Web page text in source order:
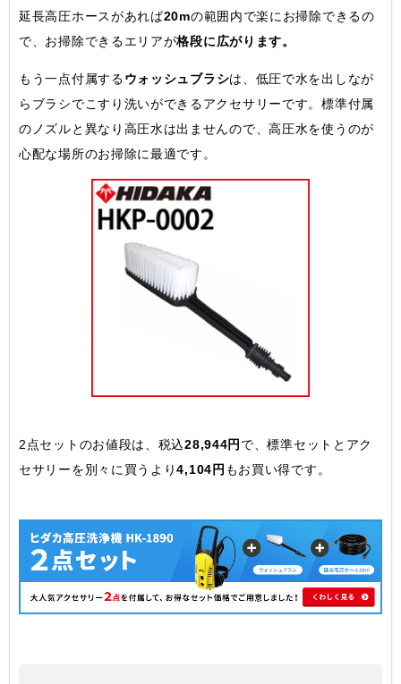
延長高圧ホースがあれば20mの範囲内で楽にお掃除できるの
で、お掃除できるエリアが格段に広がります。
もう一点付属するウォッシュブラシは、低圧で水を出しなが
らブラシでこすり洗いができるアクセサリーです。標準付属
のノズルと異なり高圧水は出ませんので、高圧水を使うのが
心配な場所のお掃除に最適です。
2点セットのお値段は、税込28,944円 で、標準セットとアク
セサリーを別々に買うより4,104円 もお買い得です。